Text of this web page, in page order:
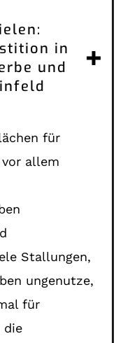
in
und
für
allem
Stallungen,
ungenutze,
für
die